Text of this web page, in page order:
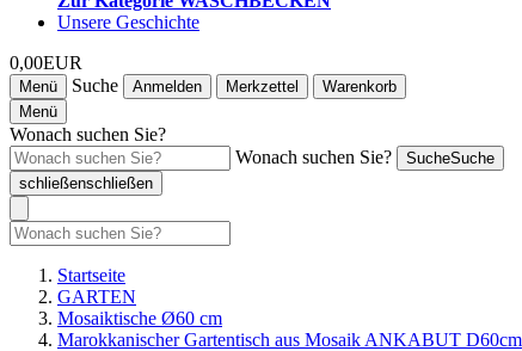
Unsere Geschichte
0,00EUR
Menü Suche Anmelden Merkzettel
Warenkorb
Menü
Wonach suchen Sie?
Wonach suchen Sie?
SucheSuche
schließenschließen
Startseite
GARTEN
Mosaiktische Ø60 cm
Marokkanischer Gartentisch aus Mosaik ANKABUT D60cm